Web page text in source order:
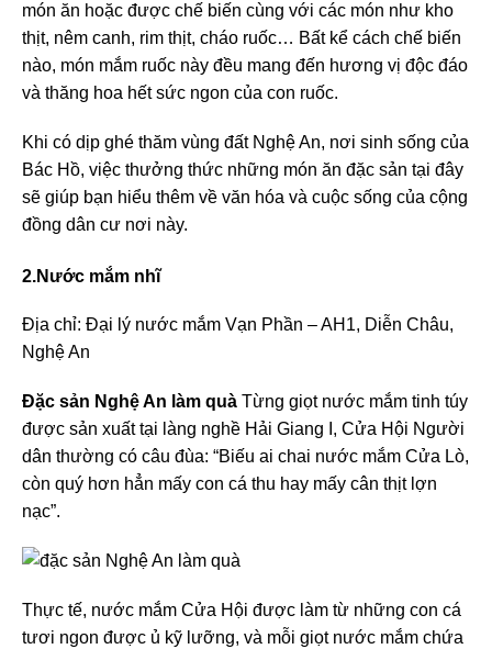
món ăn hoặc được chế biến cùng với các món như kho
thịt, nêm canh, rim thịt, cháo ruốc… Bất kể cách chế biến
nào, món mắm ruốc này đều mang đến hương vị độc đáo
và thăng hoa hết sức ngon của con ruốc.
Khi có dịp ghé thăm vùng đất Nghệ An, nơi sinh sống của
Bác Hồ, việc thưởng thức những món ăn đặc sản tại đây
sẽ giúp bạn hiểu thêm về văn hóa và cuộc sống của cộng
đồng dân cư nơi này.
2.Nước mắm nhĩ
Địa chỉ: Đại lý nước mắm Vạn Phần – AH1, Diễn Châu,
Nghệ An
Đặc sản Nghệ An làm quà Từng giọt nước mắm tinh túy
được sản xuất tại làng nghề Hải Giang I, Cửa Hội Người
dân thường có câu đùa: “Biếu ai chai nước mắm Cửa Lò,
còn quý hơn hẳn mấy con cá thu hay mấy cân thịt lợn
nạc”.
Thực tế, nước mắm Cửa Hội được làm từ những con cá
tươi ngon được ủ kỹ lưỡng, và mỗi giọt nước mắm chứa